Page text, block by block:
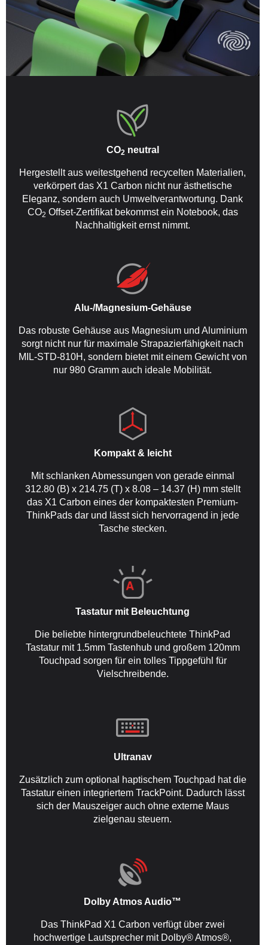
CO2 neutral
Hergestellt aus weitestgehend recycelten Materialien,
verkörpert das X1 Carbon nicht nur ästhetische
Eleganz, sondern auch Umweltverantwortung. Dank
CO2 Offset-Zertifikat bekommst ein Notebook, das
Nachhaltigkeit ernst nimmt.
Alu-/Magnesium-Gehäuse
Das robuste Gehäuse aus Magnesium und Aluminium
sorgt nicht nur für maximale Strapazierfähigkeit nach
MIL-STD-810H, sondern bietet mit einem Gewicht von
nur 980 Gramm auch ideale Mobilität.
Kompakt & leicht
Mit schlanken Abmessungen von gerade einmal
312.80 (B) x 214.75 (T) x 8.08 – 14.37 (H) mm stellt
das X1 Carbon eines der kompaktesten Premium-
ThinkPads dar und lässt sich hervorragend in jede
Tasche stecken.
Tastatur mit Beleuchtung
Die beliebte hintergrundbeleuchtete ThinkPad
Tastatur mit 1.5mm Tastenhub und großem 120mm
Touchpad sorgen für ein tolles Tippgefühl für
Vielschreibende.
Ultranav
Zusätzlich zum optional haptischem Touchpad hat die
Tastatur einen integriertem TrackPoint. Dadurch lässt
sich der Mauszeiger auch ohne externe Maus
zielgenau steuern.
Dolby Atmos Audio™
Das ThinkPad X1 Carbon verfügt über zwei
hochwertige Lautsprecher mit Dolby® Atmos®,